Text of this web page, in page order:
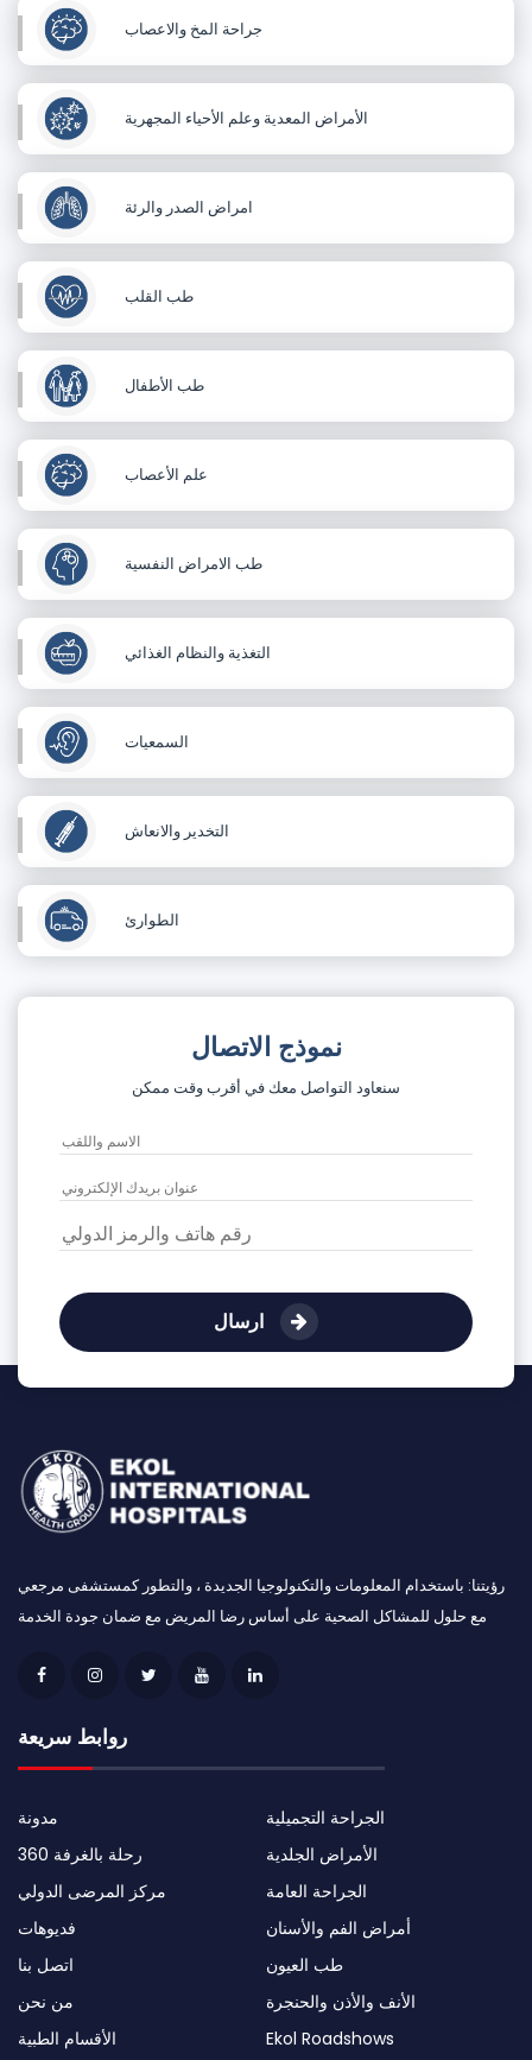
جراحة المخ والاعصاب
الأمراض المعدية وعلم الأحياء المجهرية
امراض الصدر والرئة
طب القلب
طب الأطفال
علم الأعصاب
طب الامراض النفسية
التغذية والنظام الغذائي
السمعيات
التخدير والانعاش
الطوارئ
نموذج الاتصال
سنعاود التواصل معك في أقرب وقت ممكن
رؤيتنا: باستخدام المعلومات والتكنولوجيا الجديدة ، والتطور كمستشفى مرجعي
مع حلول للمشاكل الصحية على أساس رضا المريض مع ضمان جودة الخدمة
روابط سريعة
مدونة
رحلة بالغرفة 360
مركز المرضى الدولي
فديوهات
اتصل بنا
من نحن
الأقسام الطبية
الجراحة التجميلية
الأمراض الجلدية
الجراحة العامة
أمراض الفم والأسنان
طب العيون
الأنف والأذن والحنجرة
Ekol Roadshows